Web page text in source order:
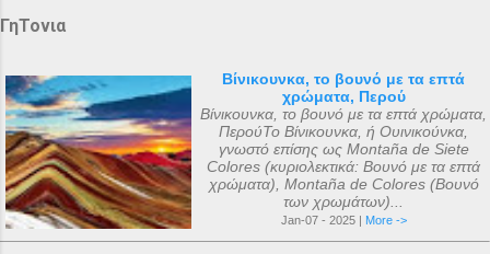
ΓηΤονια
Βίνικουνκα, το βουνό με τα επτά
χρώματα, Περού
Βίνικουνκα, το βουνό με τα επτά χρώματα,
ΠερούΤο Βίνικουνκα, ή Ουινικούνκα,
γνωστό επίσης ως Montaña de Siete
Colores (κυριολεκτικά: Βουνό με τα επτά
χρώματα), Montaña de Colores (Βουνό
των χρωμάτων)...
Jan-07 - 2025 | More ->